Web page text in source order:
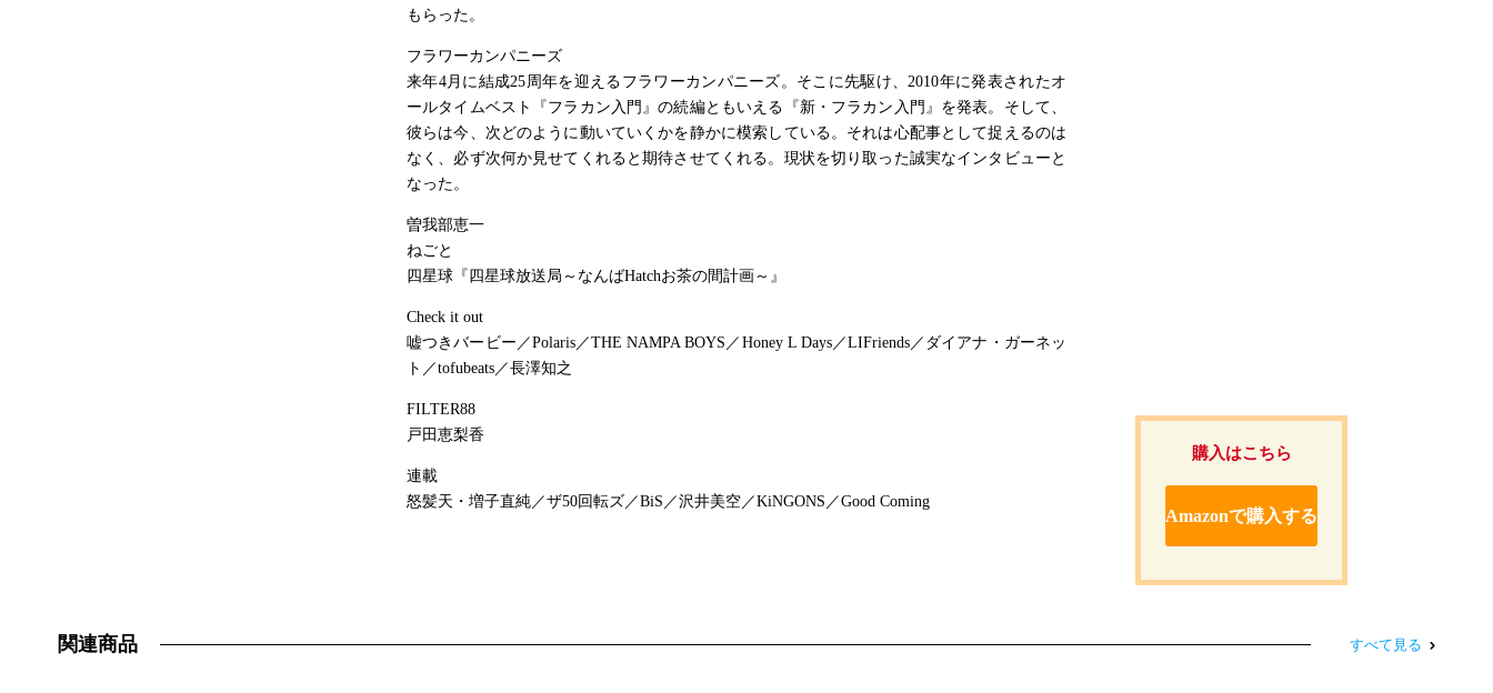
もらった。
フラワーカンパニーズ
来年4月に結成25周年を迎えるフラワーカンパニーズ。そこに先駆け、2010年に発表されたオ
ールタイムベスト『フラカン入門』の続編ともいえる『新・フラカン入門』を発表。そして、
彼らは今、次どのように動いていくかを静かに模索している。それは心配事として捉えるのは
なく、必ず次何か見せてくれると期待させてくれる。現状を切り取った誠実なインタビューと
なった。
曽我部恵一
ねごと
四星球『四星球放送局～なんばHatchお茶の間計画～』
Check it out
嘘つきバービー／Polaris／THE NAMPA BOYS／Honey L Days／LIFriends／ダイアナ・ガーネッ
ト／tofubeats／長澤知之
FILTER88
戸田恵梨香
連載
怒髪天・増子直純／ザ50回転ズ／BiS／沢井美空／KiNGONS／Good Coming
購入はこちら
Amazonで購入する
関連商品 すべて見る